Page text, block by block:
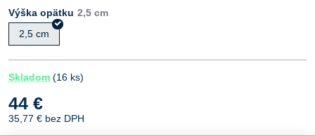
Výška opätku
2,5 cm
Skladom (16 ks)
44 €
35,77 € bez DPH